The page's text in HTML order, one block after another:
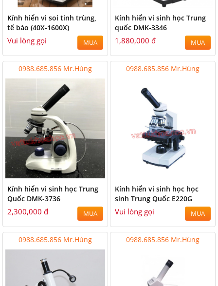
Kính hiển vi soi tinh trùng,
tế bào (40X-1600X)
Vui lòng gọi MUA
Kính hiển vi sinh học Trung
quốc DMK-3346
1,880,000 đ MUA
0988.685.856 Mr.Hùng
Kính hiển vi sinh học Trung
Quốc DMK-3736
2,300,000 đ MUA
0988.685.856 Mr.Hùng
Kính hiển vi sinh học học
sinh Trung Quốc E220G
Vui lòng gọi MUA
0988.685.856 Mr.Hùng 0988.685.856 Mr.Hùng